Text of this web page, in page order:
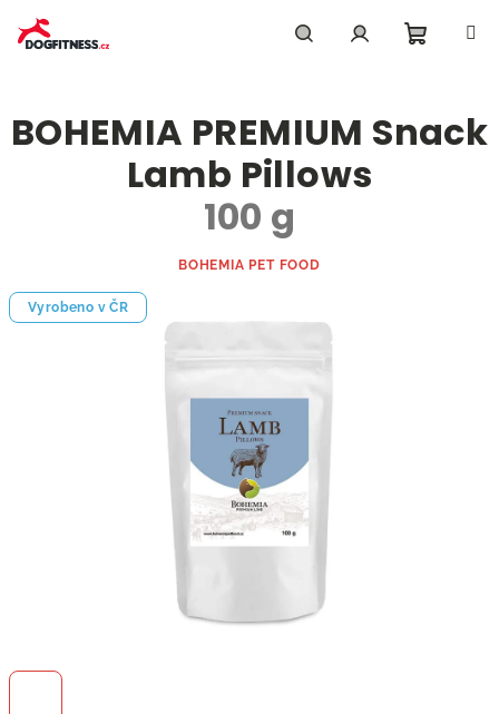
obsah
košík
BOHEMIA PREMIUM Snack
Lamb Pillows
100 g
BOHEMIA PET FOOD
Vyrobeno v ČR